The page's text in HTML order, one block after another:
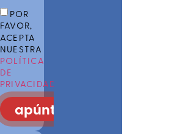
POR
FAVOR,
ACEPTA
NUESTRA
POLÍTICA
DE
PRIVACIDAD
apúntate